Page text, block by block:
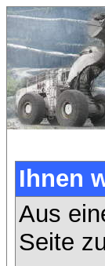
Ihnen
Aus
Seite